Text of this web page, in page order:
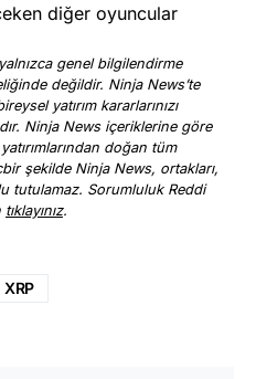
diğer oyuncular
genel bilgilendirme
değildir. Ninja News’te
yatırım kararlarınızı
Ninja News içeriklerine göre
yatırımlarından doğan tüm
şekilde Ninja News, ortakları,
tutulamaz. Sorumluluk Reddi
tıklayınız.
XRP